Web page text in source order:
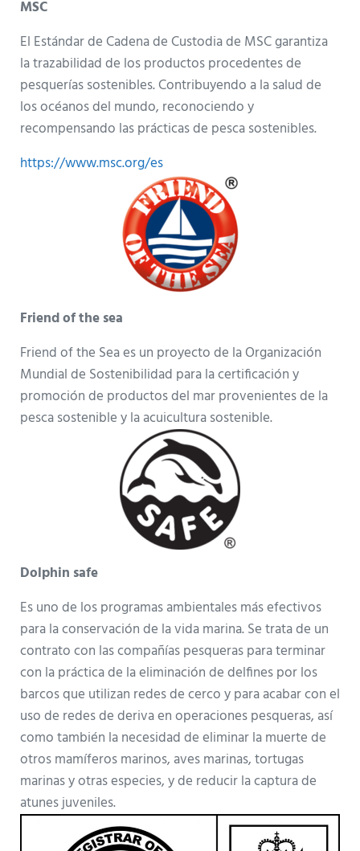
MSC
El Estándar de Cadena de Custodia de MSC garantiza
la trazabilidad de los productos procedentes de
pesquerías sostenibles. Contribuyendo a la salud de
los océanos del mundo, reconociendo y
recompensando las prácticas de pesca sostenibles.
https://www.msc.org/es
Friend of the sea
Friend of the Sea es un proyecto de la Organización
Mundial de Sostenibilidad para la certificación y
promoción de productos del mar provenientes de la
pesca sostenible y la acuicultura sostenible.
Dolphin safe
Es uno de los programas ambientales más efectivos
para la conservación de la vida marina. Se trata de un
contrato con las compañías pesqueras para terminar
con la práctica de la eliminación de delfines por los
barcos que utilizan redes de cerco y para acabar con el
uso de redes de deriva en operaciones pesqueras, así
como también la necesidad de eliminar la muerte de
otros mamíferos marinos, aves marinas, tortugas
marinas y otras especies, y de reducir la captura de
atunes juveniles.